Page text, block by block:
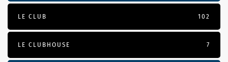
LE CLUB 102
LE CLUBHOUSE 7